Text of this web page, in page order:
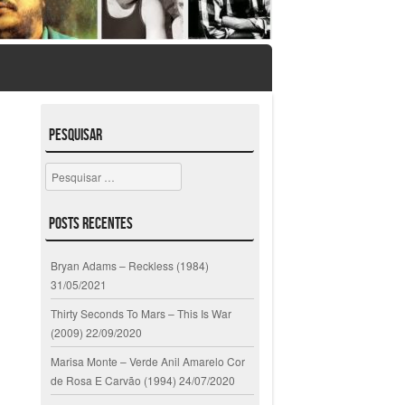
Pesquisar
Pesquisar
Posts Recentes
Bryan Adams – Reckless (1984)
31/05/2021
Thirty Seconds To Mars – This Is War
(2009) 22/09/2020
Marisa Monte – Verde Anil Amarelo Cor
de Rosa E Carvão (1994) 24/07/2020